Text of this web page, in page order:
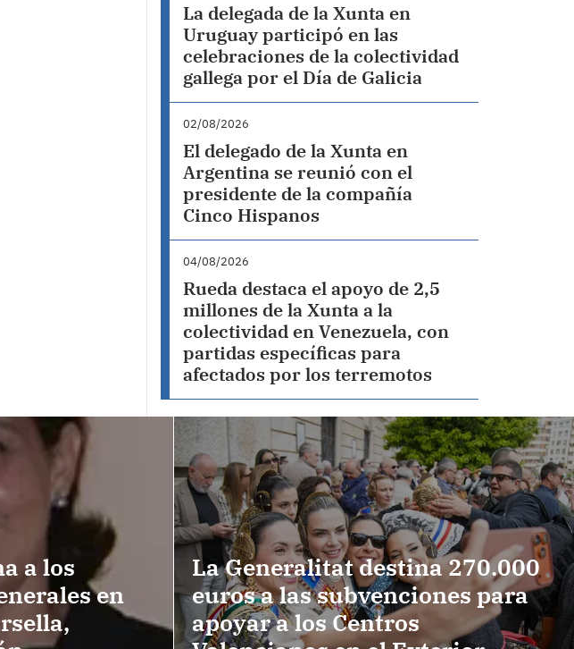
La delegada de la Xunta en
Uruguay participó en las
celebraciones de la colectividad
gallega por el Día de Galicia
02/08/2026
El delegado de la Xunta en
Argentina se reunió con el
presidente de la compañía
Cinco Hispanos
04/08/2026
Rueda destaca el apoyo de 2,5
millones de la Xunta a la
colectividad en Venezuela, con
partidas específicas para
afectados por los terremotos
a los
en
La Generalitat destina 270.000
euros a las subvenciones para
apoyar a los Centros